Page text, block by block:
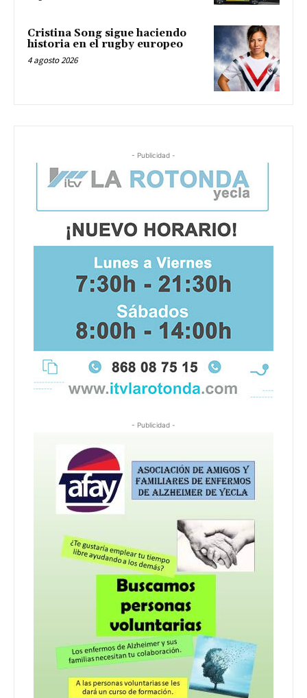
Cristina Song sigue haciendo
historia en el rugby europeo
4 agosto 2026
- Publicidad -
- Publicidad -